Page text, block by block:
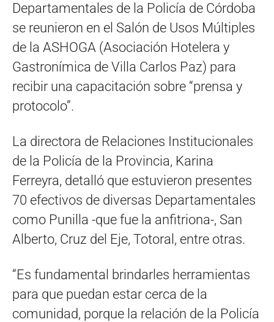
Departamentales de la Policía de Córdoba
se reunieron en el Salón de Usos Múltiples
de la ASHOGA (Asociación Hotelera y
Gastronímica de Villa Carlos Paz) para
recibir una capacitación sobre “prensa y
protocolo”.
La directora de Relaciones Institucionales
de la Policía de la Provincia, Karina
Ferreyra, detalló que estuvieron presentes
70 efectivos de diversas Departamentales
como Punilla -que fue la anfitriona-, San
Alberto, Cruz del Eje, Totoral, entre otras.
“Es fundamental brindarles herramientas
para que puedan estar cerca de la
comunidad, porque la relación de la Policía